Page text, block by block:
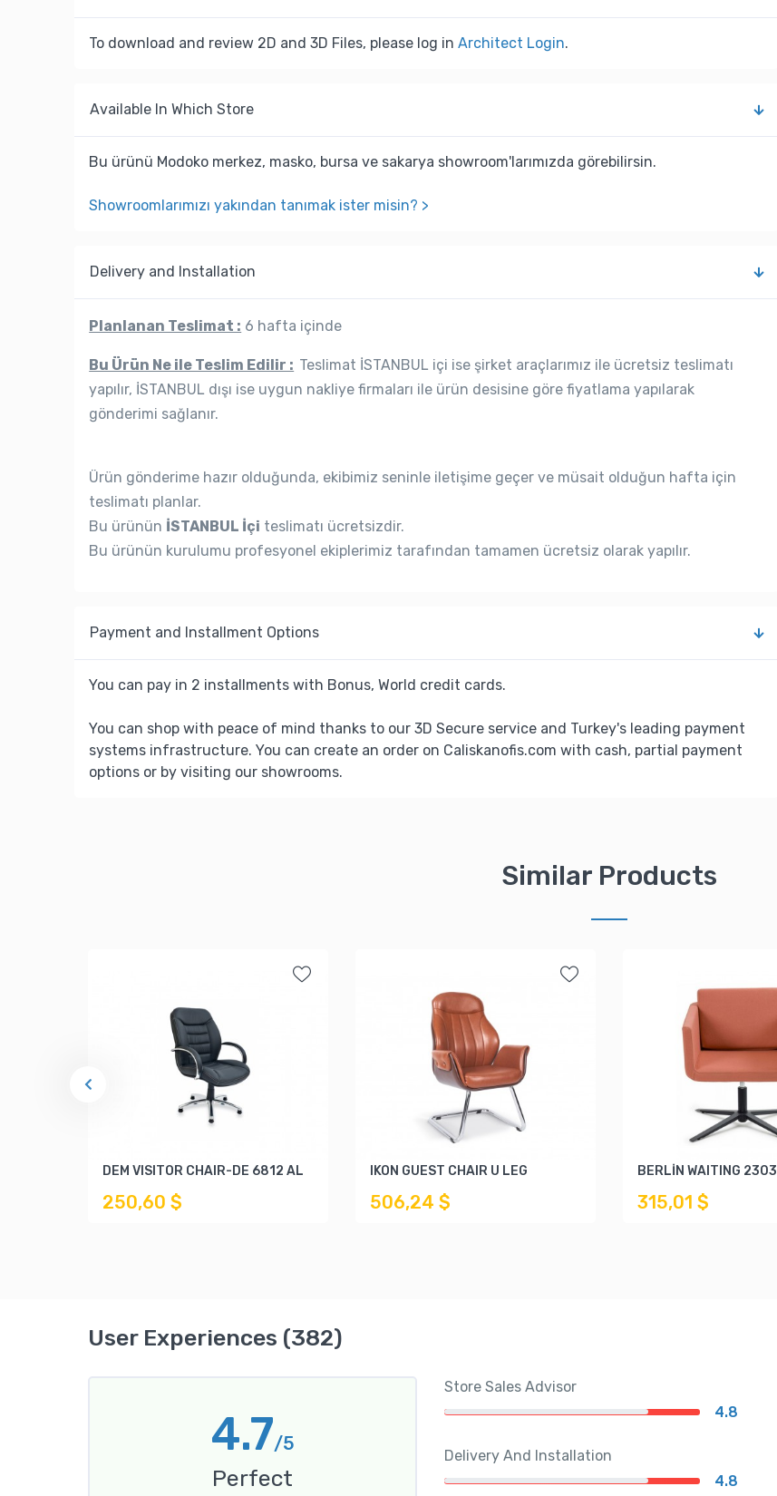
To download and review 2D and 3D Files, please log inArchitect Login.
Available In Which Store
Bu ürünü Modoko merkez, masko, bursa ve sakarya showroom'larımızda görebilirsin.
Showroomlarımızı yakından tanımak ister misin? >
Delivery and Installation
Planlanan Teslimat : 6 hafta içinde
Bu Ürün Ne ile Teslim Edilir : Teslimat İSTANBUL içi ise şirket araçlarımız ile ücretsiz teslimatı
yapılır, İSTANBUL dışı ise uygun nakliye firmaları ile ürün desisine göre fiyatlama yapılarak
gönderimi sağlanır.
Ürün gönderime hazır olduğunda, ekibimiz seninle iletişime geçer ve müsait olduğun hafta için
teslimatı planlar.
Bu ürünün İSTANBUL İçi teslimatı ücretsizdir.
Bu ürünün kurulumu profesyonel ekiplerimiz tarafından tamamen ücretsiz olarak yapılır.
Payment and Installment Options
You can pay in 2 installments with Bonus, World credit cards.
You can shop with peace of mind thanks to our 3D Secure service and Turkey's leading payment
systems infrastructure. You can create an order on Caliskanofis.com with cash, partial payment
options or by visiting our showrooms.
Similar Products
DEM VISITOR CHAIR-DE 6812 AL
250,60 $
IKON GUEST CHAIR U LEG
506,24 $
BERLİN WAITING 2303
315,01 $
User Experiences (382)
4.7/5
Perfect
Store Sales Advisor
4.8
Delivery And Installation
4.8